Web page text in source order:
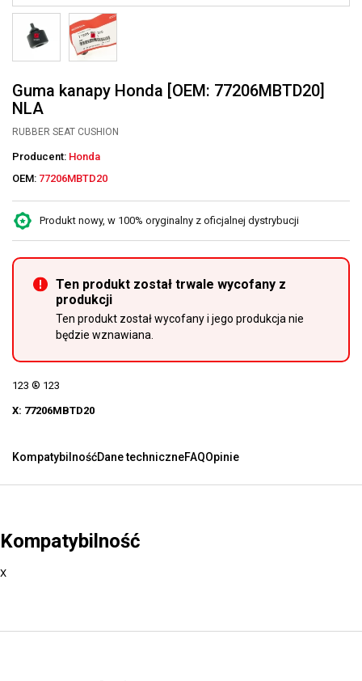
Guma kanapy Honda [OEM: 77206MBTD20]
NLA
RUBBER SEAT CUSHION
Producent: Honda
OEM: 77206MBTD20
Produkt nowy, w 100% oryginalny z oficjalnej dystrybucji
Ten produkt został trwale wycofany z
produkcji
Ten produkt został wycofany i jego produkcja nie
będzie wznawiana.
123 ® 123
X: 77206MBTD20
KompatybilnośćDane techniczneFAQOpinie
Kompatybilność
X